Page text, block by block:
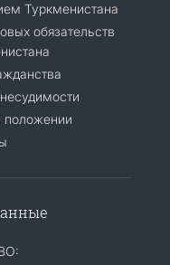
Туркменистана
обязательств
положении